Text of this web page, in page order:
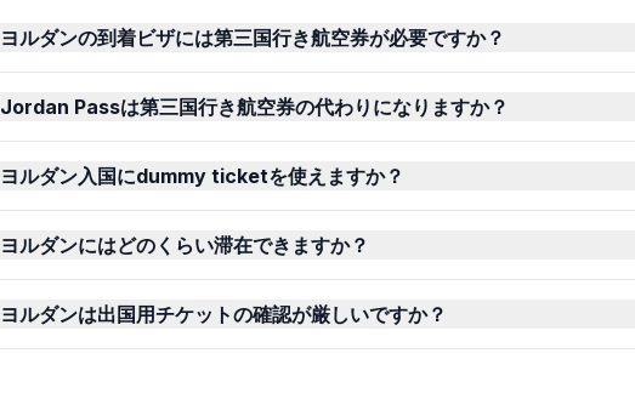
ヨルダンの到着ビザには第三国行き航空券が必要ですか？
Jordan Passは第三国行き航空券の代わりになりますか？
ヨルダン入国にdummy ticketを使えますか？
ヨルダンにはどのくらい滞在できますか？
ヨルダンは出国用チケットの確認が厳しいですか？